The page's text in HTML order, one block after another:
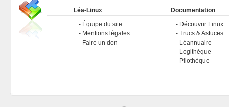
Léa-Linux
Équipe du site
Mentions légales
Faire un don
Documentation
Découvrir Linux
Trucs & Astuces
Léannuaire
Logithèque
Pilothèque